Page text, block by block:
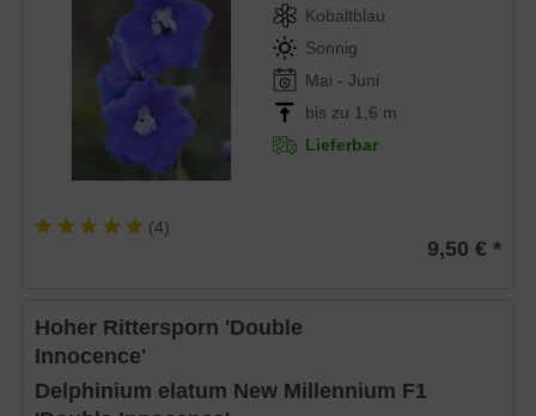
Kobaltblau
Sonnig
Mai - Juni
bis zu 1,6 m
Lieferbar
(4)
9,50 € *
Hoher Rittersporn 'Double
Innocence'
Delphinium elatum New Millennium F1